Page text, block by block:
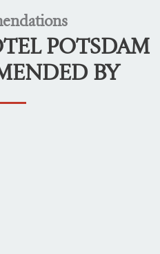
POTSDAM
BY